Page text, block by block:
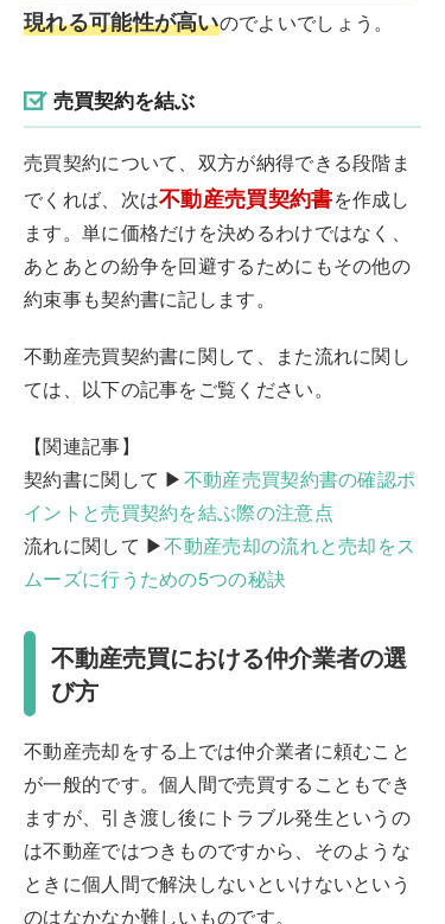
現れる可能性が高いのでよいでしょう。
売買契約を結ぶ
売買契約について、双方が納得できる段階ま
でくれば、次は不動産売買契約書を作成し
ます。単に価格だけを決めるわけではなく、
あとあとの紛争を回避するためにもその他の
約束事も契約書に記します。
不動産売買契約書に関して、また流れに関し
ては、以下の記事をご覧ください。
【関連記事】
契約書に関して ▶不動産売買契約書の確認ポ
イントと売買契約を結ぶ際の注意点
流れに関して ▶不動産売却の流れと売却をス
ムーズに行うための5つの秘訣
不動産売買における仲介業者の選
び方
不動産売却をする上では仲介業者に頼むこと
が一般的です。個人間で売買することもでき
ますが、引き渡し後にトラブル発生というの
は不動産ではつきものですから、そのような
ときに個人間で解決しないといけないという
のはなかなか難しいものです。